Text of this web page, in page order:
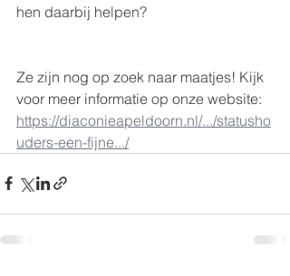
hen daarbij helpen?
Ze zijn nog op zoek naar maatjes! Kijk
voor meer informatie op onze website:
https://diaconieapeldoorn.nl/.../statusho
uders-een-fijne.../